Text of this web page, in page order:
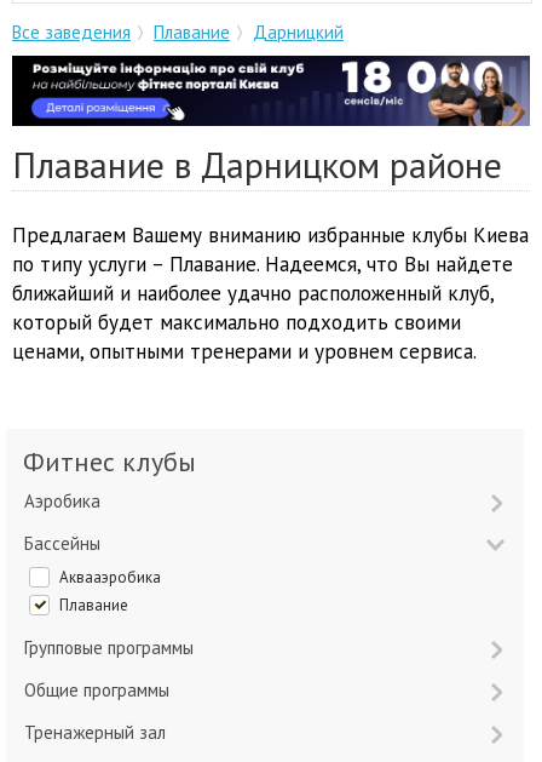
Все заведения Плавание Дарницкий
Плавание в Дарницком районе
Предлагаем Вашему вниманию избранные клубы Киева
по типу услуги – Плавание. Надеемся, что Вы найдете
ближайший и наиболее удачно расположенный клуб,
который будет максимально подходить своими
ценами, опытными тренерами и уровнем сервиса.
Фитнес клубы
Аэробика
Бассейны
Аквааэробика
Плавание
Групповые программы
Общие программы
Тренажерный зал